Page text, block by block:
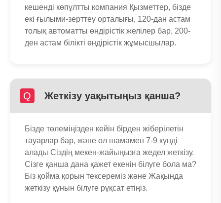
кешенді көпұлтты компания Қызметтер, бізде
екі ғылыми-зерттеу орталығы, 120-дан астам
толық автоматты өндірістік желілер бар, 200-
ден астам білікті өндірістік жұмысшылар.
Q Жеткізу уақытыңыз қанша?
Бізде төлеміңізден кейін бірден жіберілетін
тауарлар бар, және ол шамамен 7-9 күнді
алады Сіздің мекен-жайыңызға жедел жеткізу.
Сізге қанша дана қажет екенін білуге ​​бола ма?
Біз қойма қорын тексереміз және Жақында
жеткізу құнын білуге ​​рұқсат етіңіз.